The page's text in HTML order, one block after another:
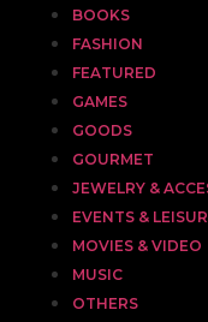
BOOKS
FASHION
FEATURED
GAMES
GOODS
GOURMET
JEWELRY &
EVENTS &
MOVIES & VIDEO
MUSIC
OTHERS